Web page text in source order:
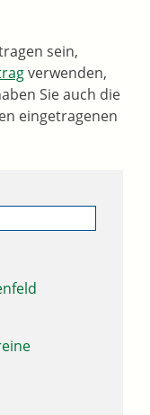
sein,
verwenden,
Sie auch die
eingetragenen